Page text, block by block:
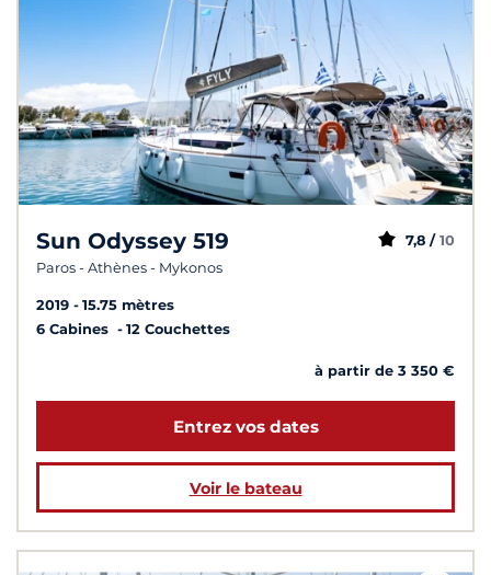
Sun Odyssey 519
Paros - Athènes - Mykonos
7,8 / 10
2019
15.75 mètres
6 Cabines
12 Couchettes
à partir de 3 350 €
Entrez vos dates
Voir le bateau